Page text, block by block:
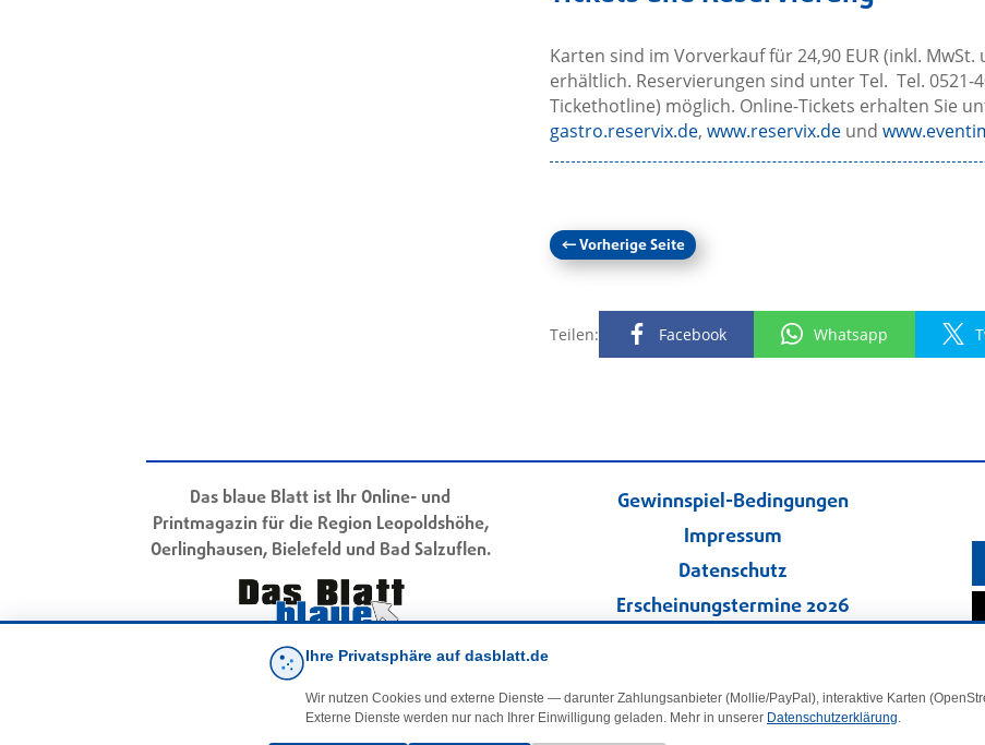
Karten sind im Vorverkauf für 24,90 EUR (inkl.
erhältlich. Reservierungen sind unter Tel. Tel. 0521-
Tickethotline) möglich. Online-Tickets erhalten Sie
gastro.reservix.de, www.reservix.deund
←Vorherige Seite
Teilen: Facebook Whatsapp
Das blaue Blatt ist Ihr Online- und
Printmagazin für die Region Leopoldshöhe,
Oerlinghausen, Bielefeld und Bad Salzuflen.
Gewinnspiel-Bedingungen
Impressum
Datenschutz
Erscheinungstermine 2026
Kleinanzeigen
Ihre Privatsphäre auf dasblatt.de
Wir nutzen Cookies und externe Dienste — darunter Zahlungsanbieter (Mollie/PayPal), interaktive Karten
Externe Dienste werden nur nach Ihrer Einwilligung geladen. Mehr in unserer Datenschutzerklärung.